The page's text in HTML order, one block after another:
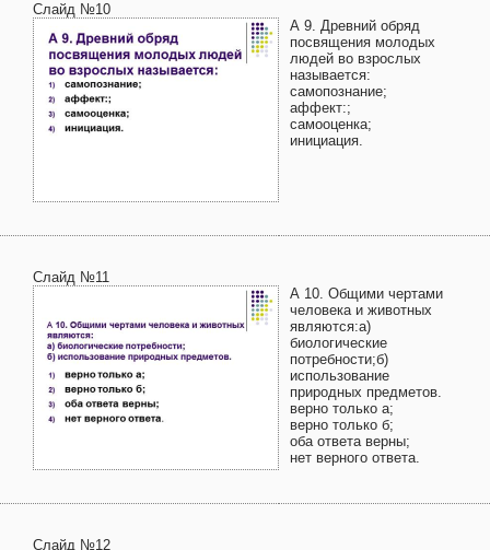
Слайд №10
А 9. Древний обряд
посвящения молодых
людей во взрослых
называется:
самопознание;
аффект:;
самооценка;
инициация.
Слайд №11
А 10. Общими чертами
человека и животных
являются:а)
биологические
потребности;б)
использование
природных предметов.
верно только а;
верно только б;
оба ответа верны;
нет верного ответа.
Слайд №12